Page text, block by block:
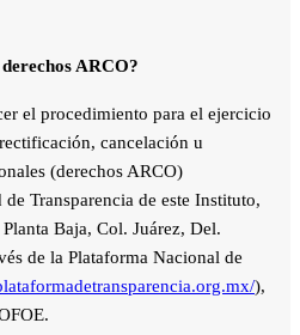
ARCO?
el procedimiento para el ejercicio
cancelación u
(derechos ARCO)
Transparencia de este Instituto,
Baja, Col. Juárez, Del.
de la Plataforma Nacional de
),